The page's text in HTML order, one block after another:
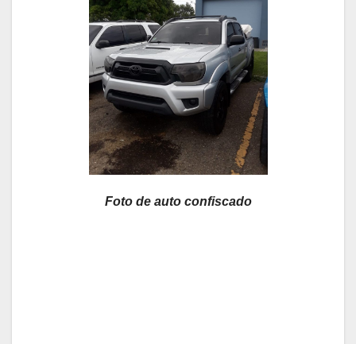
Foto de auto confiscado